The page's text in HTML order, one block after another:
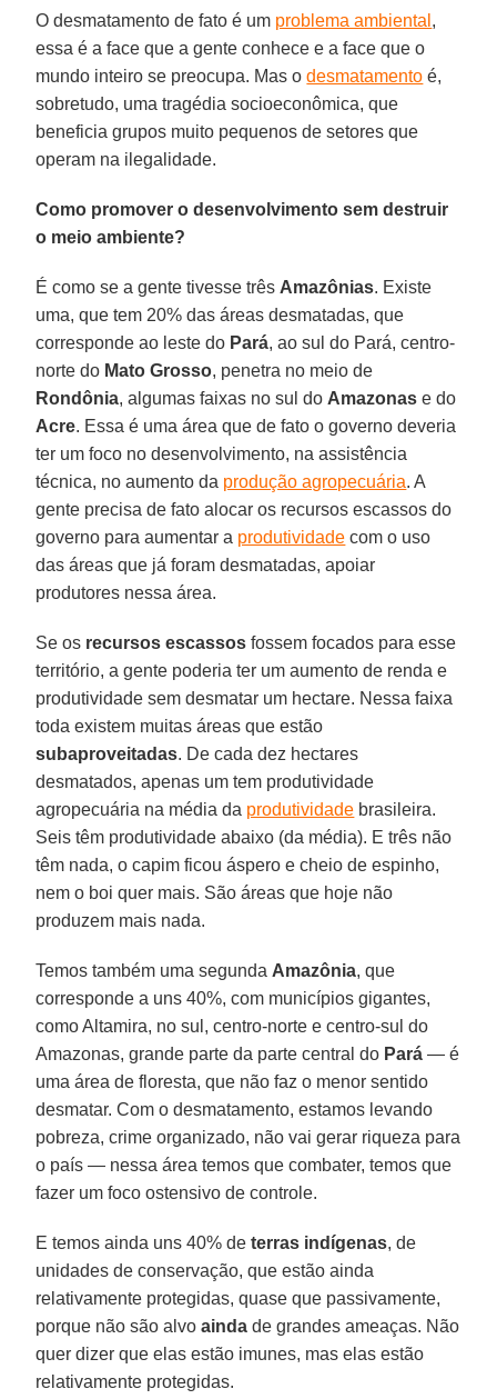
O desmatamento de fato é um problema ambiental ,
essa é a face que a gente conhece e a face que o
mundo inteiro se preocupa. Mas odesmatamento é,
sobretudo, uma tragédia socioeconômica, que
beneficia grupos muito pequenos de setores que
operam na ilegalidade.
Como promover o desenvolvimento sem destruir
o meio ambiente?
É como se a gente tivesse três Amazônias. Existe
uma, que tem 20% das áreas desmatadas, que
corresponde ao leste do Pará, ao sul do Pará, centro-
norte do Mato Grosso, penetra no meio de
Rondônia, algumas faixas no sul do Amazonas e do
Acre. Essa é uma área que de fato o governo deveria
ter um foco no desenvolvimento, na assistência
técnica, no aumento da produção agropecuária. A
gente precisa de fato alocar os recursos escassos do
governo para aumentar a produtividade com o uso
das áreas que já foram desmatadas, apoiar
produtores nessa área.
Se os recursos escassos fossem focados para esse
território, a gente poderia ter um aumento de renda e
produtividade sem desmatar um hectare. Nessa faixa
toda existem muitas áreas que estão
subaproveitadas. De cada dez hectares
desmatados, apenas um tem produtividade
agropecuária na média da produtividade brasileira.
Seis têm produtividade abaixo (da média). E três não
têm nada, o capim ficou áspero e cheio de espinho,
nem o boi quer mais. São áreas que hoje não
produzem mais nada.
Temos também uma segunda Amazônia, que
corresponde a uns 40%, com municípios gigantes,
como Altamira, no sul, centro-norte e centro-sul do
Amazonas, grande parte da parte central do Pará — é
uma área de floresta, que não faz o menor sentido
desmatar. Com o desmatamento, estamos levando
pobreza, crime organizado, não vai gerar riqueza para
o país — nessa área temos que combater, temos que
fazer um foco ostensivo de controle.
E temos ainda uns 40% deterras indígenas, de
unidades de conservação, que estão ainda
relativamente protegidas, quase que passivamente,
porque não são alvoainda de grandes ameaças. Não
quer dizer que elas estão imunes, mas elas estão
relativamente protegidas.